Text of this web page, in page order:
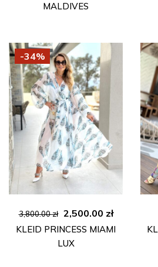
MALDIVES
-34%
3,800.00zł Ursprünglicher
Preis
war:
2,500.00 złAktueller
Preis
KLEID PRINCESS MIAMI
LUX